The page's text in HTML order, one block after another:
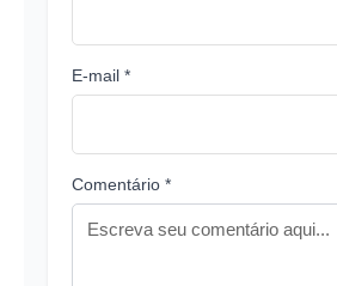
E-mail *
Comentário *